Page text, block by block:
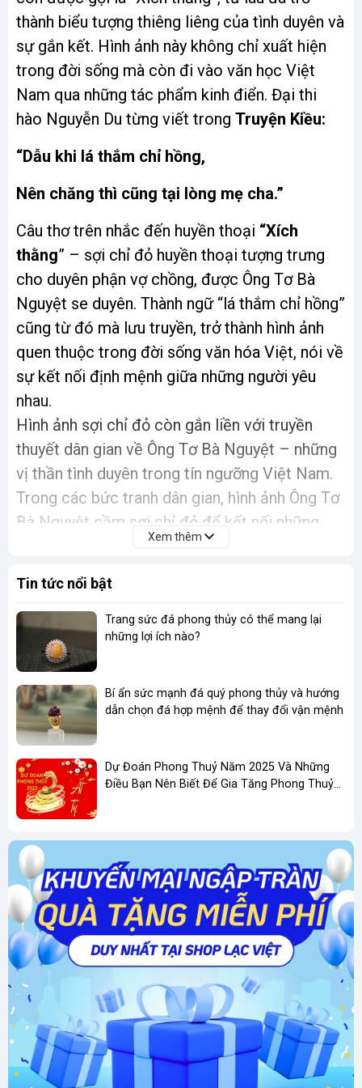
thành biểu tượng thiêng liêng của tình duyên và
sự gắn kết. Hình ảnh này không chỉ xuất hiện
trong đời sống mà còn đi vào văn học Việt
Nam qua những tác phẩm kinh điển. Đại thi
hào Nguyễn Du từng viết trong Truyện Kiều:
“Dẫu khi lá thắm chỉ hồng,
Nên chăng thì cũng tại lòng mẹ cha.”
Câu thơ trên nhắc đến huyền thoại “Xích
thằng” – sợi chỉ đỏ huyền thoại tượng trưng
cho duyên phận vợ chồng, được Ông Tơ Bà
Nguyệt se duyên. Thành ngữ “lá thắm chỉ hồng”
cũng từ đó mà lưu truyền, trở thành hình ảnh
quen thuộc trong đời sống văn hóa Việt, nói về
sự kết nối định mệnh giữa những người yêu
nhau.
Hình ảnh sợi chỉ đỏ còn gắn liền với truyền
thuyết dân gian về Ông Tơ Bà Nguyệt – những
vị thần tình duyên trong tín ngưỡng Việt Nam.
Trong các bức tranh dân gian, hình ảnh Ông Tơ
Bà Nguyệt cầm sợi chỉ đỏ để kết nối những
mối lương duyên đã trở thành một nét đẹp văn
Nguyên Lý Phong Thủy: Hình Nào Khí Đó
Theo quan niệm phong thủy, mọi vật phẩm đều
mang một nguồn năng lượng riêng, và sợi chỉ
đỏ cũng không ngoại lệ. Nguyên lý “hình nào
khí đó” được áp dụng để giải thích ý nghĩa của
sợi chỉ đỏ trong đời sống. Sợi chỉ đỏ mang hình
Xem thêm
Tin tức nổi bật
Trang sức đá phong thủy có thể mang lại
những lợi ích nào?
Bí ẩn sức mạnh đá quý phong thủy và hướng
dẫn chọn đá hợp mệnh để thay đổi vận mệnh
Dự Đoán Phong Thuỷ Năm 2025 Và Những
Điều Bạn Nên Biết Để Gia Tăng Phong Thuỷ